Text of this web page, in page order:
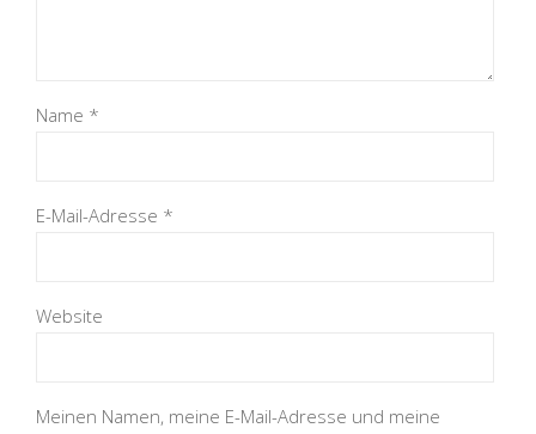
Name *
E-Mail-Adresse *
Website
Meinen Namen, meine E-Mail-Adresse und meine